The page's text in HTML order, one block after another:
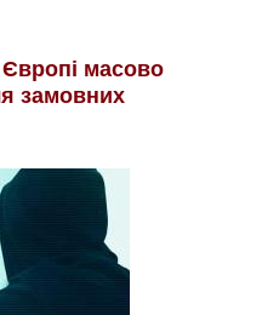
масово
замовних